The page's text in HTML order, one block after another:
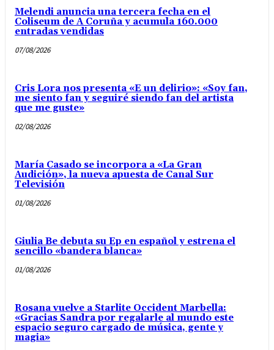
Melendi anuncia una tercera fecha en el
Coliseum de A Coruña y acumula 160.000
entradas vendidas
07/08/2026
Cris Lora nos presenta «E un delirio»: «Soy fan,
me siento fan y seguiré siendo fan del artista
que me guste»
02/08/2026
María Casado se incorpora a «La Gran
Audición», la nueva apuesta de Canal Sur
Televisión
01/08/2026
Giulia Be debuta su Ep en español y estrena el
sencillo «bandera blanca»
01/08/2026
Rosana vuelve a Starlite Occident Marbella:
«Gracias Sandra por regalarle al mundo este
espacio seguro cargado de música, gente y
magia»